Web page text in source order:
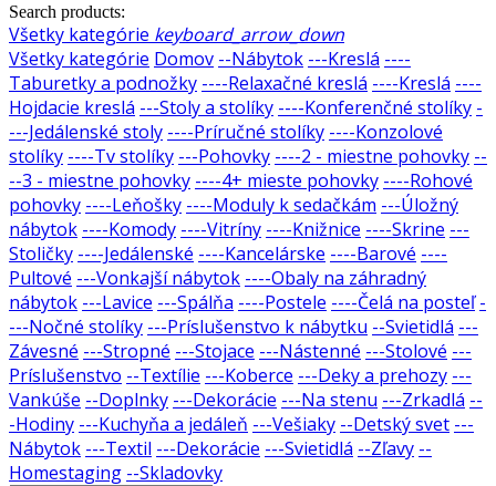
Search products:
Všetky kategórie keyboard_arrow_down
Všetky kategórie Domov --Nábytok ---Kreslá ----
Taburetky a podnožky ----Relaxačné kreslá ----Kreslá ----
Hojdacie kreslá ---Stoly a stolíky ----Konferenčné stolíky -
---Jedálenské stoly ----Príručné stolíky ----Konzolové
stolíky ----Tv stolíky ---Pohovky ----2 - miestne pohovky --
--3 - miestne pohovky ----4+ mieste pohovky ----Rohové
pohovky ----Leňošky ----Moduly k sedačkám ---Úložný
nábytok ----Komody ----Vitríny ----Knižnice ----Skrine ---
Stoličky ----Jedálenské ----Kancelárske ----Barové ----
Pultové ---Vonkajší nábytok ----Obaly na záhradný
nábytok ---Lavice ---Spálňa ----Postele ----Čelá na posteľ -
---Nočné stolíky ---Príslušenstvo k nábytku --Svietidlá ---
Závesné ---Stropné ---Stojace ---Nástenné ---Stolové ---
Príslušenstvo --Textílie ---Koberce ---Deky a prehozy ---
Vankúše --Doplnky ---Dekorácie ---Na stenu ---Zrkadlá --
-Hodiny ---Kuchyňa a jedáleň ---Vešiaky --Detský svet ---
Nábytok ---Textil ---Dekorácie ---Svietidlá --Zľavy --
Homestaging --Skladovky